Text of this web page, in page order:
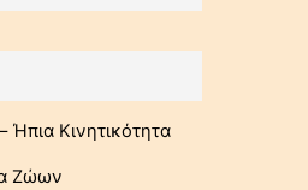
Ήπια Κινητικότητα
Ζώων